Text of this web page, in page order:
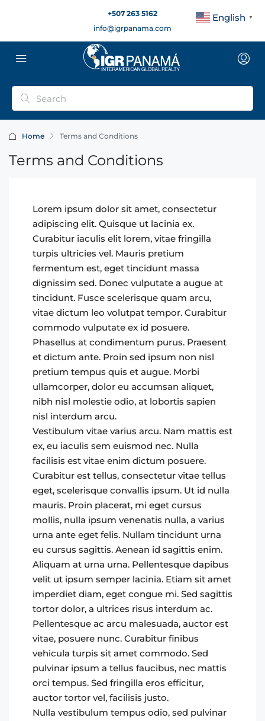
+507 263 5162
info@igrpanama.com
Home Terms and Conditions
Terms and Conditions
Lorem ipsum dolor sit amet, consectetur
adipiscing elit. Quisque ut lacinia ex.
Curabitur iaculis elit lorem, vitae fringilla
turpis ultricies vel. Mauris pretium
fermentum est, eget tincidunt massa
dignissim sed. Donec vulputate a augue at
tincidunt. Fusce scelerisque quam arcu,
vitae dictum leo volutpat tempor. Curabitur
commodo vulputate ex id posuere.
Phasellus at condimentum purus. Praesent
et dictum ante. Proin sed ipsum non nisl
pretium tempus quis et augue. Morbi
ullamcorper, dolor eu accumsan aliquet,
nibh nisl molestie odio, at lobortis sapien
nisl interdum arcu.
Vestibulum vitae varius arcu. Nam mattis est
ex, eu iaculis sem euismod nec. Nulla
facilisis est vitae enim dictum posuere.
Curabitur est tellus, consectetur vitae tellus
eget, scelerisque convallis ipsum. Ut id nulla
mauris. Proin placerat, mi eget cursus
mollis, nulla ipsum venenatis nulla, a varius
urna ante eget felis. Nullam tincidunt urna
eu cursus sagittis. Aenean id sagittis enim.
Aliquam at urna urna. Pellentesque dapibus
velit ut ipsum semper lacinia. Etiam sit amet
imperdiet diam, eget congue mi. Sed sagittis
tortor dolor, a ultrices risus interdum ac.
Pellentesque ac arcu malesuada, auctor est
vitae, posuere nunc. Curabitur finibus
vehicula turpis sit amet commodo. Sed
pulvinar ipsum a tellus faucibus, nec mattis
orci tempus. Sed fringilla eros efficitur,
auctor tortor vel, facilisis justo.
Nulla vestibulum tempus odio, sed pulvinar
English ▼